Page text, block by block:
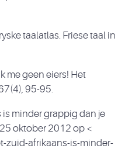
taalatlas. Friese taal in
me geen eiers! Het
95-95.
is minder grappig dan je
oktober 2012 op <
zuid-afrikaans-is-minder-